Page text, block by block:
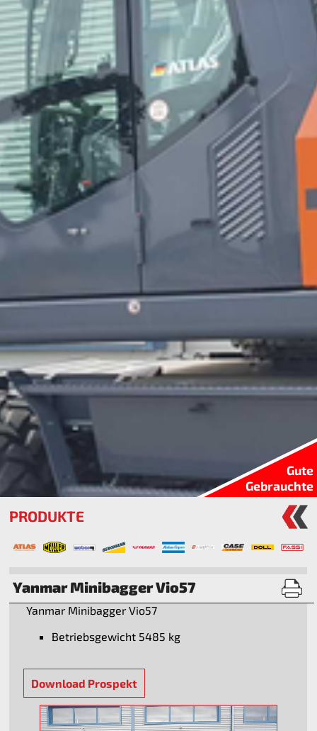
Gute
Gebrauchte
PRODUKTE
Yanmar Minibagger Vio57
Yanmar Minibagger Vio57
Betriebsgewicht 5485 kg
Download Prospekt